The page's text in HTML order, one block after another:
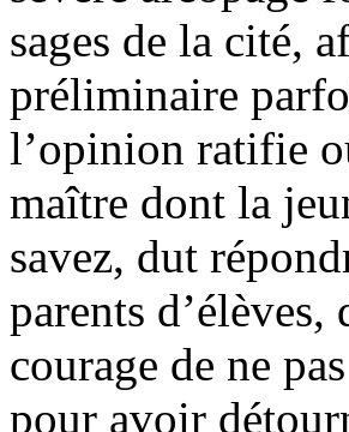
sages de la cité,
préliminaire
l’opinion ratifie
maître dont la
savez, dut
parents
courage de ne
pour avoir